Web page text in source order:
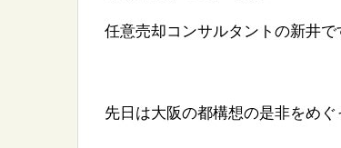
任意売却コンサルタントの新井で
先日は大阪の都構想の是非をめぐ